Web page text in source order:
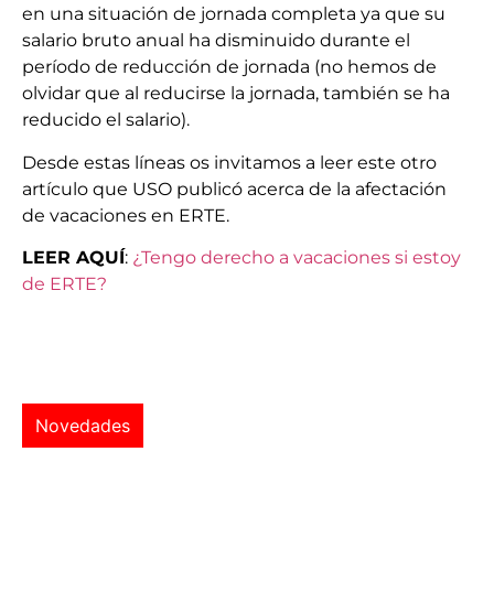
en una situación de jornada completa ya que su
salario bruto anual ha disminuido durante el
período de reducción de jornada (no hemos de
olvidar que al reducirse la jornada, también se ha
reducido el salario).
Desde estas líneas os invitamos a leer este otro
artículo que USO publicó acerca de la afectación
de vacaciones en ERTE.
LEER AQUÍ: ¿Tengo derecho a vacaciones si estoy
de ERTE?
Novedades